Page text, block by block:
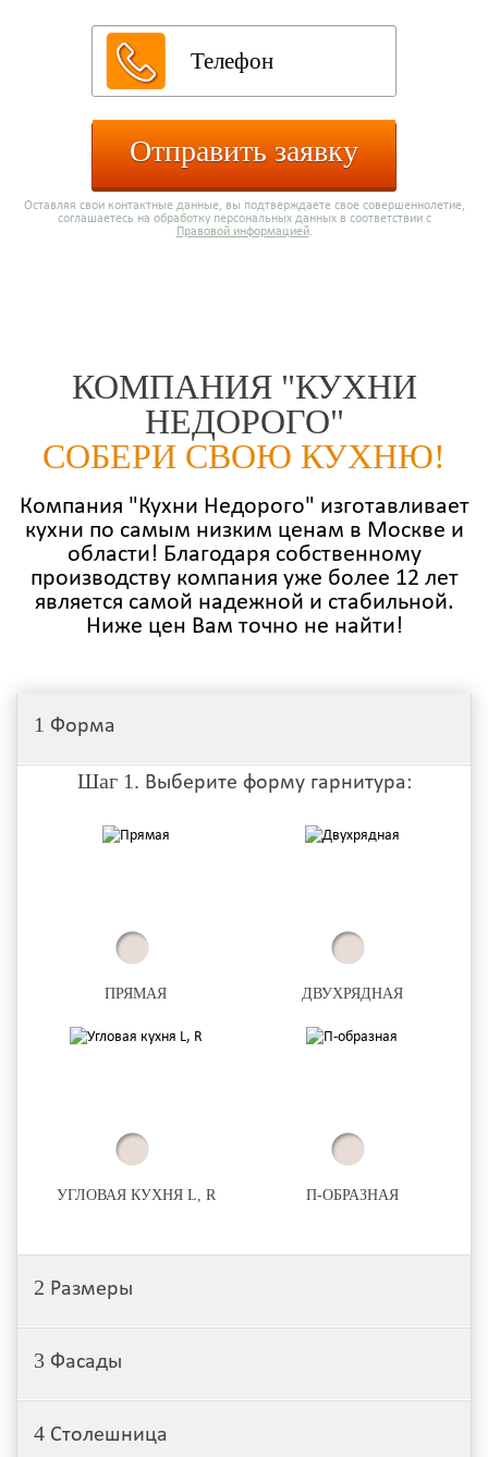
Отправить заявку
Оставляя свои контактные данные, вы подтверждаете свое совершеннолетие,
соглашаетесь на обработку персональных данных в соответствии с
Правовой информацией.
КОМПАНИЯ "КУХНИ
НЕДОРОГО"
СОБЕРИ СВОЮ КУХНЮ!
Компания "Кухни Недорого" изготавливает
кухни по самым низким ценам в Москве и
области! Благодаря собственному
производству компания уже более 12 лет
является самой надежной и стабильной.
Ниже цен Вам точно не найти!
1 Форма
Шаг 1. Выберите форму гарнитура:
ПРЯМАЯ ДВУХРЯДНАЯ
УГЛОВАЯ КУХНЯ L, R П-ОБРАЗНАЯ
2 Размеры
3 Фасады
4 Столешница